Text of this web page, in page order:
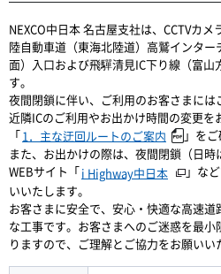
NEXCO中日本 名古屋支社は、CCTVカ
陸自動車道（東海北陸道）高鷲インタ
面）入口および飛驒清見IC下り線（富
す。
夜間閉鎖に伴い、ご利用のお客さまには
近隣ICのご利用やお出かけ時間の変更を
「1．主な迂回ルートのご案内
」を
また、お出かけの際は、夜間閉鎖（日時
WEBサイト「i Highway中日本
」な
いいたします。
お客さまに安全で、安心・快適な高速
な工事です。お客さまへのご迷惑を最
りますので、ご理解とご協力をお願いい